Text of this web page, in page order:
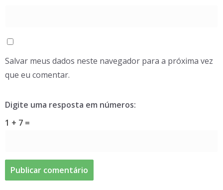
Salvar meus dados neste navegador para a próxima vez
que eu comentar.
Digite uma resposta em números:
1 + 7 =